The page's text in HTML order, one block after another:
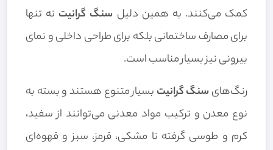
کمک می‌کنند. به همین دلیل سنگ گرانیت نه تنها
برای مصارف ساختمانی بلکه برای طراحی داخلی و نمای
بیرونی نیز بسیار مناسب است.
رنگ‌های سنگ گرانیت بسیار متنوع هستند و بسته به
نوع معدن و ترکیب مواد معدنی می‌توانند از سفید،
کرم و طوسی گرفته تا مشکی، قرمز، سبز و قهوه‌ای